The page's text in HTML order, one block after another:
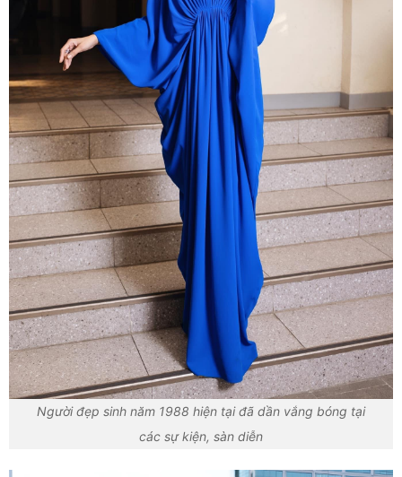
Người đẹp sinh năm 1988 hiện tại đã dần vắng bóng tại
các sự kiện, sàn diễn